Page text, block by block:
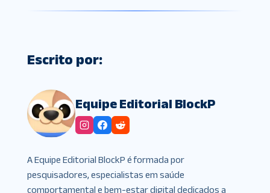
Escrito por:
Equipe Editorial BlockP
A Equipe Editorial BlockP é formada por
pesquisadores, especialistas em saúde
comportamental e bem-estar digital dedicados a